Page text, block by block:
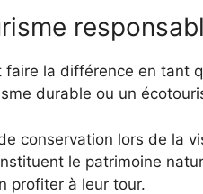
la différence en tant
durable ou un
conservation lors de la
le patrimoine
profiter à leur tour.